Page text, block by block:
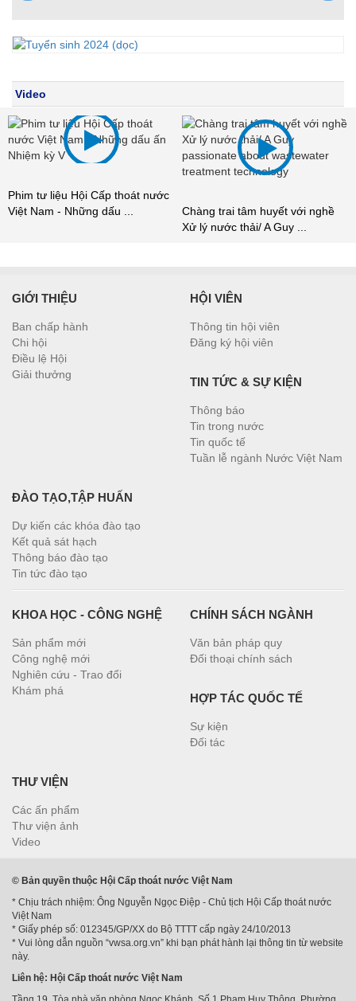
Video
Hội Cấp thoát nước
- Những dấu ...
Chàng trai tâm huyết với nghề
Xử lý nước thải/ A Guy ...
Xử lý
GIỚI THIỆU
Ban chấp hành
Chi hội
Điều lệ Hội
Giải thưởng
HỘI VIÊN
Thông tin hội viên
Đăng ký hội viên
TIN TỨC & SỰ KIỆN
Thông báo
Tin trong nước
Tin quốc tế
Tuần lễ ngành Nước Việt Nam
ĐÀO TẠO,TẬP HUẤN
Dự kiến các khóa đào tạo
Kết quả sát hạch
Thông báo đào tạo
Tin tức đào tạo
KHOA HỌC - CÔNG NGHỆ
Sản phẩm mới
Công nghệ mới
Nghiên cứu - Trao đổi
Khám phá
CHÍNH SÁCH NGÀNH
Văn bản pháp quy
Đối thoại chính sách
HỢP TÁC QUỐC TẾ
Sự kiện
Đối tác
THƯ VIỆN
Các ấn phẩm
Thư viện ảnh
Video
© Bản quyền thuộc Hội Cấp thoát nước Việt Nam
* Chịu trách nhiệm: Ông Nguyễn Ngọc Điệp - Chủ tịch Hội Cấp thoát nước
Việt Nam
* Giấy phép số: 012345/GP/XX do Bộ TTTT cấp ngày 24/10/2013
* Vui lòng dẫn nguồn “vwsa.org.vn” khi bạn phát hành lại thông tin từ website
này.
Liên hệ: Hội Cấp thoát nước Việt Nam